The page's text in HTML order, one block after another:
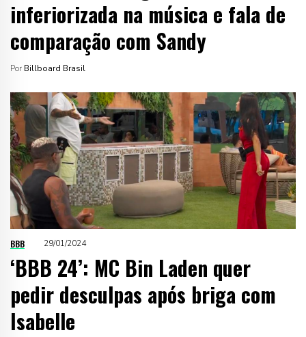
inferiorizada na música e fala de
comparação com Sandy
Por Billboard Brasil
BBB 29/01/2024
‘BBB 24’: MC Bin Laden quer
pedir desculpas após briga com
Isabelle